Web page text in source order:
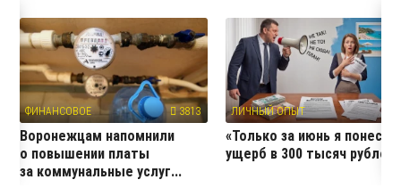
ФИНАНСОВОЕ 3813
Воронежцам напомнили
о повышении платы
за коммунальные услуг...
ЛИЧНЫЙ ОПЫТ
«Только за июнь я понесла
ущерб в 300 тысяч рублей»